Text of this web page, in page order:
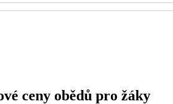
ceny obědů pro žáky